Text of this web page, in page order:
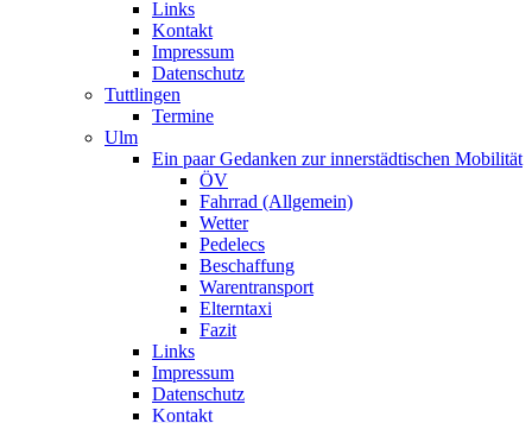
Links
Kontakt
Impressum
Datenschutz
Tuttlingen
Termine
Ulm
Ein paar Gedanken zur innerstädtischen Mobilität
ÖV
Fahrrad (Allgemein)
Wetter
Pedelecs
Beschaffung
Warentransport
Elterntaxi
Fazit
Links
Impressum
Datenschutz
Kontakt